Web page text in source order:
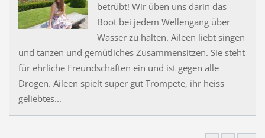
betrübt! Wir üben uns darin das
Boot bei jedem Wellengang über
Wasser zu halten. Aileen liebt singen
und tanzen und gemütliches Zusammensitzen. Sie steht
für ehrliche Freundschaften ein und ist gegen alle
Drogen. Aileen spielt super gut Trompete, ihr heiss
geliebtes...